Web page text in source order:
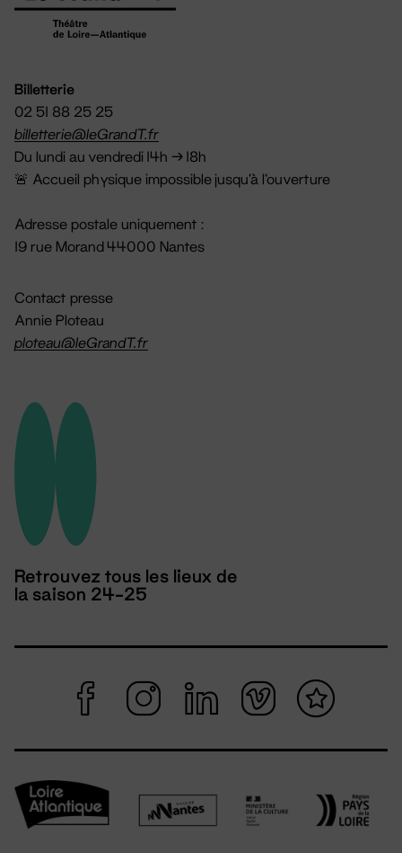
Billetterie
02 51 88 25 25
billetterie@leGrandT.fr
Du lundi au vendredi 14h → 18h
🚨 Accueil physique impossible jusqu'à l'ouverture
Adresse postale uniquement :
19 rue Morand 44000 Nantes
Contact presse
Annie Ploteau
ploteau@leGrandT.fr
Retrouvez tous les lieux de
la saison 24-25